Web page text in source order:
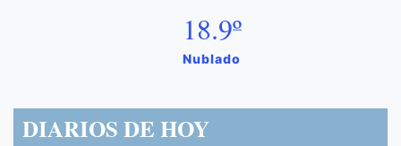
18.9º
Nublado
DIARIOS DE HOY